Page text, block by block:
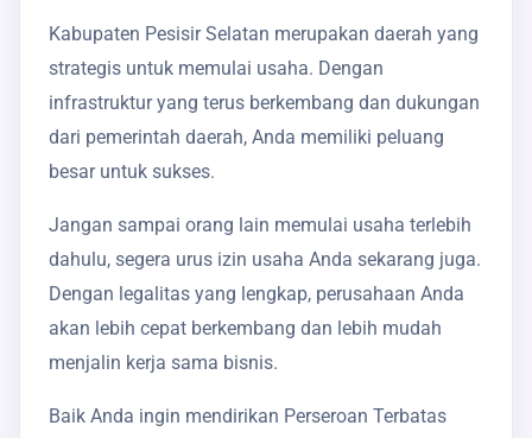
Kabupaten Pesisir Selatan merupakan daerah yang
strategis untuk memulai usaha. Dengan
infrastruktur yang terus berkembang dan dukungan
dari pemerintah daerah, Anda memiliki peluang
besar untuk sukses.
Jangan sampai orang lain memulai usaha terlebih
dahulu, segera urus izin usaha Anda sekarang juga.
Dengan legalitas yang lengkap, perusahaan Anda
akan lebih cepat berkembang dan lebih mudah
menjalin kerja sama bisnis.
Baik Anda ingin mendirikan Perseroan Terbatas